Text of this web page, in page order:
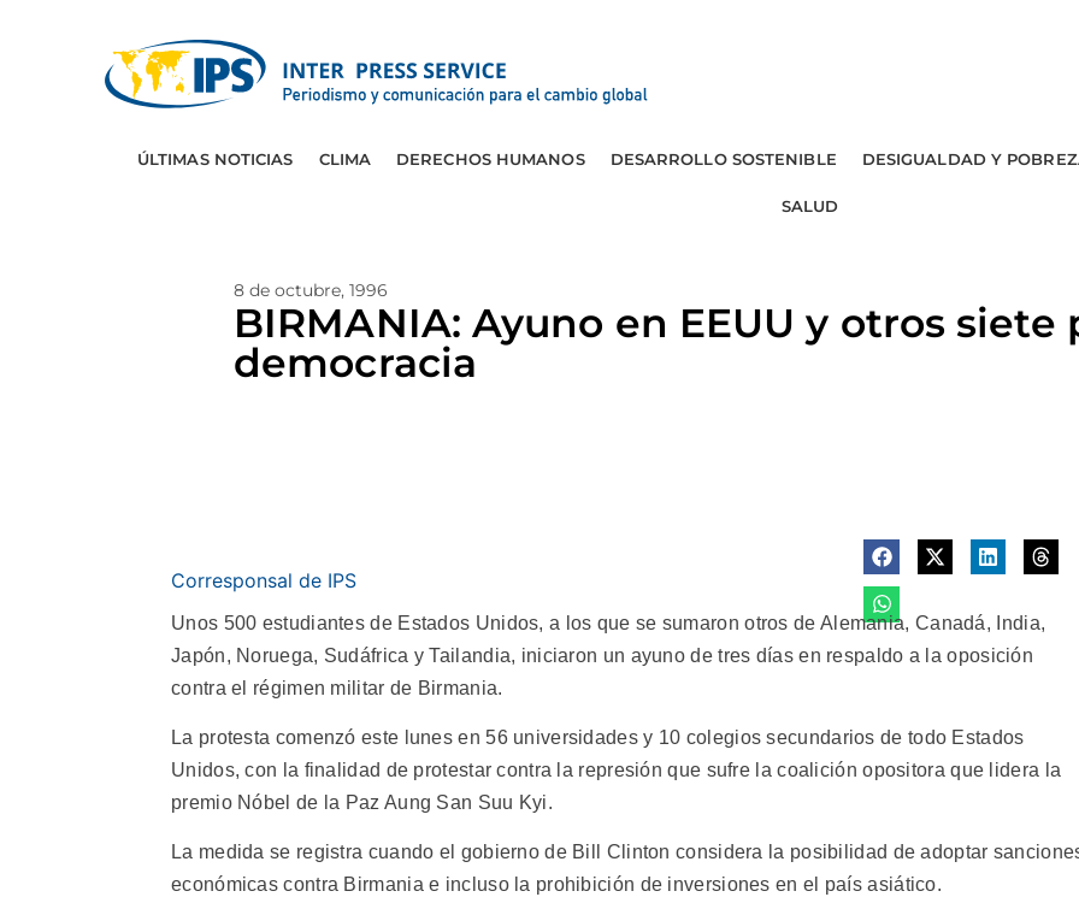
ÚLTIMAS NOTICIAS CLIMA DERECHOS HUMANOS DESARROLLO SOSTENIBLE DESIGUALDAD Y
SALUD
8 de octubre, 1996
BIRMANIA: Ayuno en EEUU y otros siete
democracia
Corresponsal de IPS
Unos 500 estudiantes de Estados Unidos, a los que se sumaron otros de Alemania, Canadá, India,
Japón, Noruega, Sudáfrica y Tailandia, iniciaron un ayuno de tres días en respaldo a la oposición
contra el régimen militar de Birmania.
La protesta comenzó este lunes en 56 universidades y 10 colegios secundarios de todo Estados
Unidos, con la finalidad de protestar contra la represión que sufre la coalición opositora que lidera la
premio Nóbel de la Paz Aung San Suu Kyi.
La medida se registra cuando el gobierno de Bill Clinton considera la posibilidad de adoptar
económicas contra Birmania e incluso la prohibición de inversiones en el país asiático.